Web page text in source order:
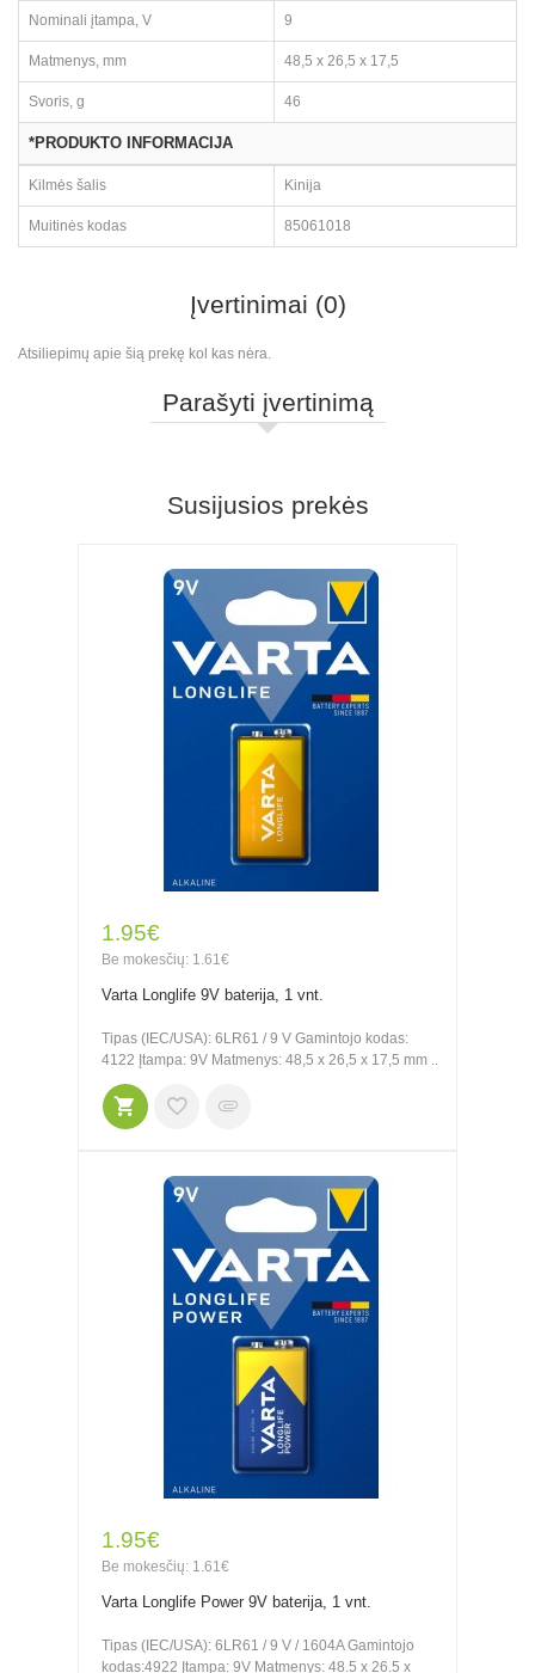
Nominali įtampa, V 9
Matmenys, mm 48,5 x 26,5 x 17,5
Svoris, g 46
*PRODUKTO INFORMACIJA
Kilmės šalis Kinija
Muitinės kodas 85061018
Įvertinimai (0)
Atsiliepimų apie šią prekę kol kas nėra.
Parašyti įvertinimą
Susijusios prekės
1.95€
Be mokesčių: 1.61€
Varta Longlife 9V baterija, 1 vnt.
Tipas (IEC/USA): 6LR61 / 9 V Gamintojo kodas:
4122 Įtampa: 9V Matmenys: 48,5 x 26,5 x 17,5 mm ..
1.95€
Be mokesčių: 1.61€
Varta Longlife Power 9V baterija, 1 vnt.
Tipas (IEC/USA): 6LR61 / 9 V / 1604A Gamintojo
kodas:4922 Įtampa: 9V Matmenys: 48.5 x 26.5 x